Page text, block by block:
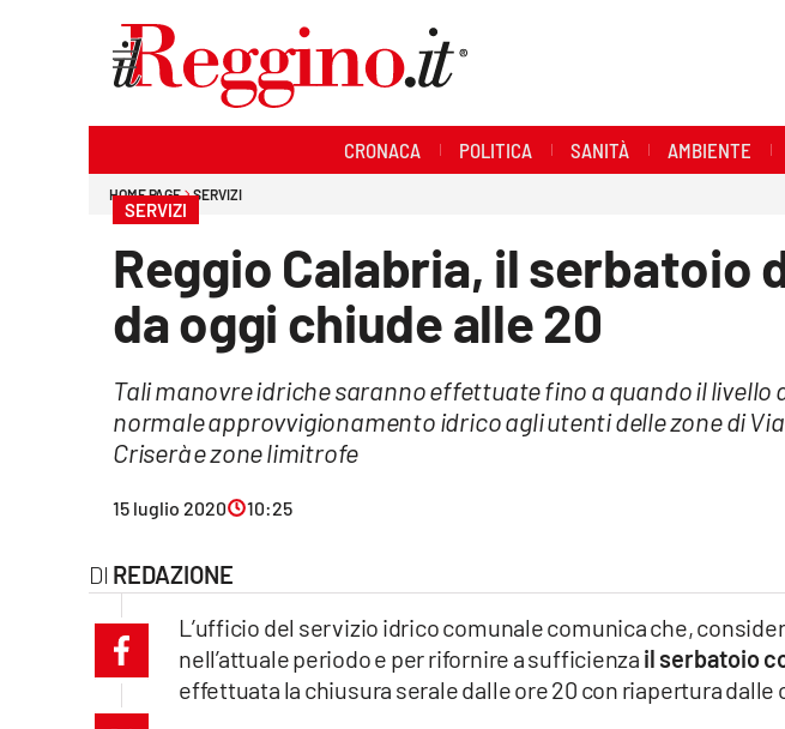
Economia e lavoro
CRONACA POLITICA SANITÀ AMBIENTE
HOME PAGE SERVIZI
SERVIZI
Reggio Calabria, il serbatoio
da oggi chiude alle 20
Tali manovre idriche saranno effettuate fino a quando il livello
normale approvvigionamento idrico agli utenti delle zone di
Criserà e zone limitrofe
15 luglio 2020 10:25
REDAZIONE
L’ufficio del servizio idrico comunale comunica che,
nell’attuale periodo e per rifornire a sufficienza il serbatoio
effettuata la chiusura serale dalle ore 20 con riapertura dalle